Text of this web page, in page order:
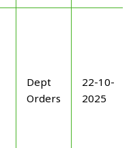
Dept
Orders
22-10-
2025